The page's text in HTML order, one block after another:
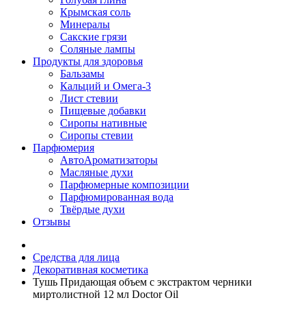
Крымская соль
Минералы
Сакские грязи
Соляные лампы
Продукты для здоровья
Бальзамы
Кальций и Омега-3
Лист стевии
Пищевые добавки
Сиропы нативные
Сиропы стевии
Парфюмерия
АвтоАроматизаторы
Масляные духи
Парфюмерные композиции
Парфюмированная вода
Твёрдые духи
Отзывы
Средства для лица
Декоративная косметика
Тушь Придающая объем с экстрактом черники
миртолистной 12 мл Doctor Oil